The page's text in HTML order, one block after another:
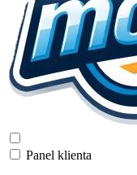
Panel klienta